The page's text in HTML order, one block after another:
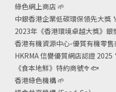
綠色網上商店 🌱
中銀香港企業低碳環保領先大獎
2023年《香港環境卓越大獎》銀
香港有機資源中心-優質有機零售
HKRMA 信譽優質網店認證 2025
《食本地鮮》特約商號🥦🐟
香港綠色機構 🌱